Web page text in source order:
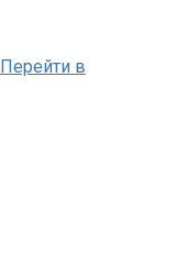
Перейти в